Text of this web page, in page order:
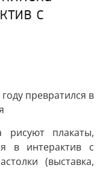
с
превратился в
рисуют плакаты,
в интерактив с
(выставка,